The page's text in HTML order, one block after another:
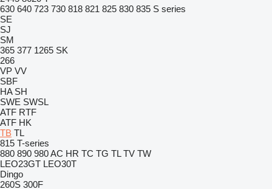
630 640 723 730 818 821 825 830 835 S series
SE
SJ
SM
365 377 1265 SK
266
VP VV
SBF
HA SH
SWE SWSL
ATF RTF
ATF HK
TB TL
815 T-series
880 890 980AC HR TC TG TL TV TW
LEO23GT LEO30T
Dingo
260S 300F